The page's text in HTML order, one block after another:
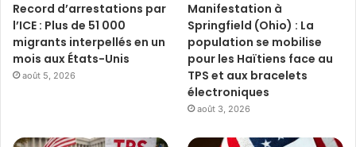
Record d’arrestations par
l’ICE : Plus de 51 000
migrants interpellés en un
mois aux États-Unis
août 5, 2026
Manifestation à
Springfield (Ohio) : La
population se mobilise
pour les Haïtiens face au
TPS et aux bracelets
électroniques
août 3, 2026